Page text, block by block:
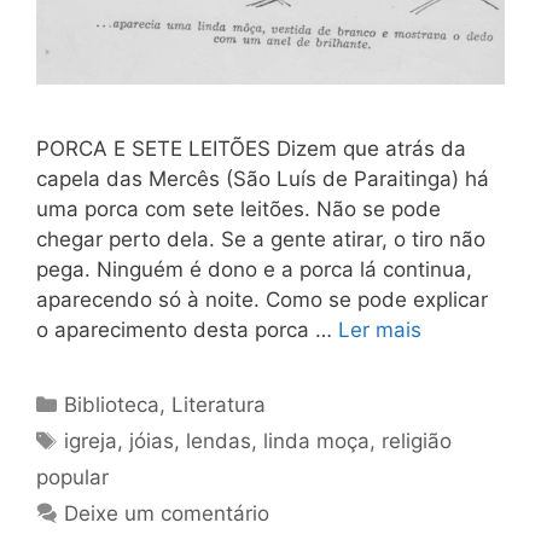
PORCA E SETE LEITÕES Dizem que atrás da
capela das Mercês (São Luís de Paraitinga) há
uma porca com sete leitões. Não se pode
chegar perto dela. Se a gente atirar, o tiro não
pega. Ninguém é dono e a porca lá continua,
aparecendo só à noite. Como se pode explicar
o aparecimento desta porca … Ler mais
Categorias
Biblioteca, Literatura
Tags
igreja, jóias, lendas, linda moça, religião
popular
Deixe um comentário